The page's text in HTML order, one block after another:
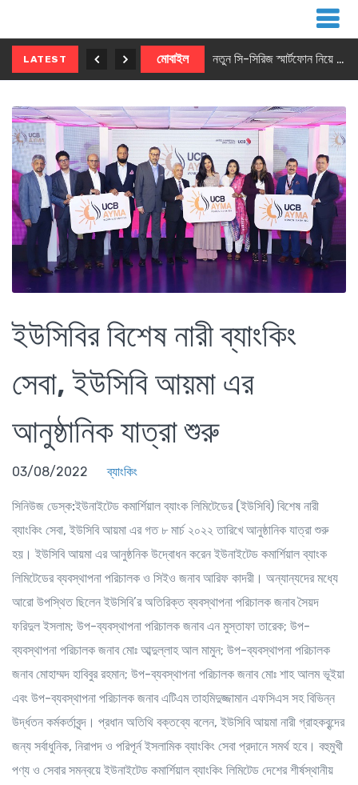
LATEST মোবাইল নতুন সি-সিরিজ স্মার্টফোন নিয়ে আসছে রিয়েলমি
ইউসিবির বিশেষ নারী ব্যাংকিং
সেবা, ইউসিবি আয়মা এর
আনুষ্ঠানিক যাত্রা শুরু
03/08/2022 ব্যাংকিং
সিনিউজ ডেস্ক:ইউনাইটেড কমার্শিয়াল ব্যাংক লিমিটেডের (ইউসিবি) বিশেষ নারী
ব্যাংকিং সেবা, ইউসিবি আয়মা এর গত ৮ মার্চ ২০২২ তারিখে আনুষ্ঠানিক যাত্রা শুরু
হয়। ইউসিবি আয়মা এর আনুষ্ঠনিক উদ্বোধন করেন ইউনাইটেড কমার্শিয়াল ব্যাংক
লিমিটেডের ব্যবস্থাপনা পরিচালক ও সিইও জনাব আরিফ কাদরী। অন্যান্যদের মধ্যে
আরো উপস্থিত ছিলেন ইউসিবি’র অতিরিক্ত ব্যবস্থাপনা পরিচালক জনাব সৈয়দ
ফরিদুল ইসলাম; উপ-ব্যবস্থাপনা পরিচালক জনাব এন মুস্তাফা তারেক; উপ-
ব্যবস্থাপনা পরিচালক জনাব মোঃ আব্দুল্লাহ আল মামুন; উপ-ব্যবস্থাপনা পরিচালক
জনাব মোহাম্মদ হাবিবুর রহমান; উপ-ব্যবস্থাপনা পরিচালক জনাব মোঃ শাহ আলম ভূইয়া
এবং উপ-ব্যবস্থাপনা পরিচালক জনাব এটিএম তাহমিদুজ্জামান এফসিএস সহ বিভিন্ন
উর্দ্ধতন কর্মকর্তাবৃন্দ। প্রধান অতিথি বক্তব্যে বলেন, ইউসিবি আয়মা নারী গ্রাহকবৃন্দের
জন্য সর্বাধুনিক, নিরাপদ ও পরিপূর্ন ইসলামিক ব্যাংকিং সেবা প্রদানে সমর্থ হবে। বহুমুখী
পণ্য ও সেবার সমন্বয়ে ইউনাইটেড কমার্শিয়াল ব্যাংকিং লিমিটেড দেশের শীর্ষস্থানীয়